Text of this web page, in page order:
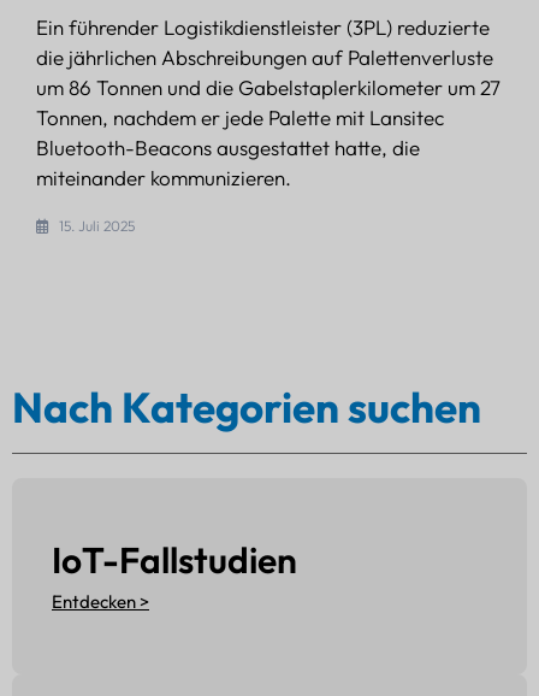
Ein führender Logistikdienstleister (3PL) reduzierte
die jährlichen Abschreibungen auf Palettenverluste
um 86 Tonnen und die Gabelstaplerkilometer um 27
Tonnen, nachdem er jede Palette mit Lansitec
Bluetooth-Beacons ausgestattet hatte, die
miteinander kommunizieren.
15. Juli 2025
Nach Kategorien suchen
IoT-Fallstudien
Entdecken >